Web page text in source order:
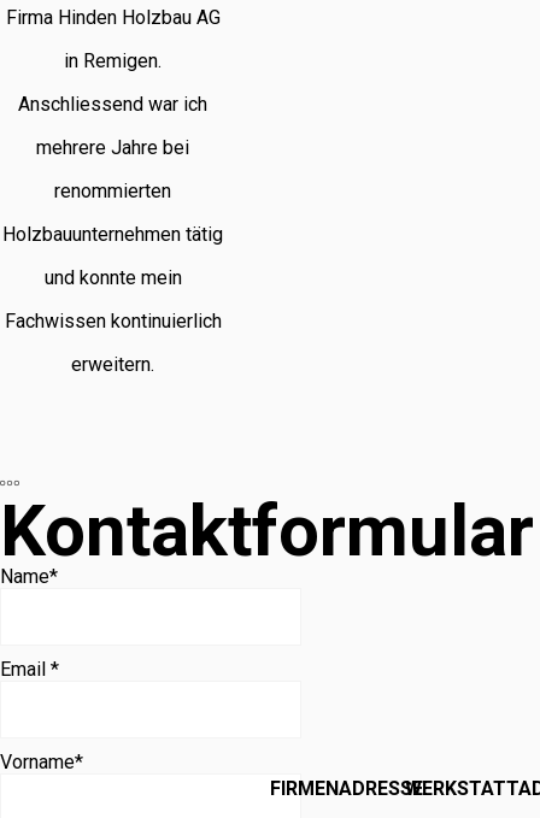
Firma Hinden Holzbau AG
in Remigen.
Anschliessend war ich
mehrere Jahre bei
renommierten
Holzbauunternehmen tätig
und konnte mein
Fachwissen kontinuierlich
erweitern.
Kontaktformular
Name*
Email *
Vorname*
FIRMENADRESSE